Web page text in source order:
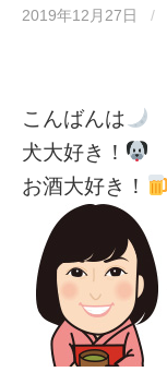
2019年12月27日 /
こんばんは
犬大好き！
お酒大好き！